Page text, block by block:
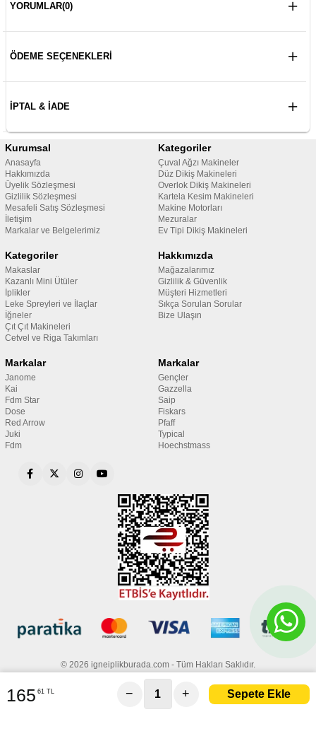
YORUMLAR(0)
ÖDEME SEÇENEKLERI
İPTAL & İADE
Kurumsal
Anasayfa
Hakkımızda
Üyelik Sözleşmesi
Gizlilik Sözleşmesi
Mesafeli Satış Sözleşmesi
İletişim
Markalar ve Belgelerimiz
Kategoriler
Çuval Ağzı Makineler
Düz Dikiş Makineleri
Overlok Dikiş Makineleri
Kartela Kesim Makineleri
Makine Motorları
Mezuralar
Ev Tipi Dikiş Makineleri
Kategoriler
Makaslar
Kazanlı Mini Ütüler
İplikler
Leke Spreyleri ve İlaçlar
İğneler
Çıt Çıt Makineleri
Cetvel ve Riga Takımları
Hakkımızda
Mağazalarımız
Gizlilik & Güvenlik
Müşteri Hizmetleri
Sıkça Sorulan Sorular
Bize Ulaşın
Markalar
Janome
Kai
Fdm Star
Dose
Red Arrow
Juki
Fdm
Markalar
Gençler
Gazzella
Saip
Fiskars
Pfaff
Typical
Hoechstmass
© 2026 igneiplikburada.com - Tüm Hakları Saklıdır.
165 61 TL − +